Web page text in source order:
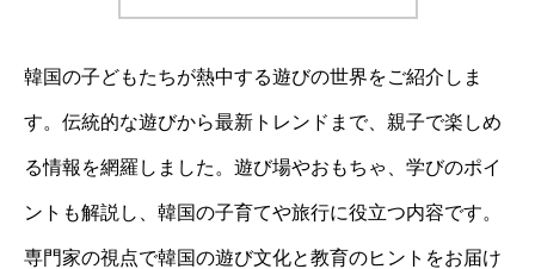
韓国の子どもたちが熱中する遊びの世界をご紹介しま
す。伝統的な遊びから最新トレンドまで、親子で楽しめ
る情報を網羅しました。遊び場やおもちゃ、学びのポイ
ントも解説し、韓国の子育てや旅行に役立つ内容です。
専門家の視点で韓国の遊び文化と教育のヒントをお届け